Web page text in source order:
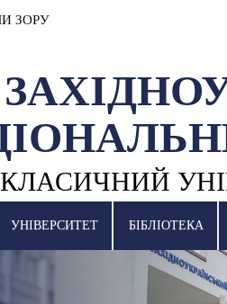
ЗОРУ
КЛАСИЧНИЙ
УНІВЕРСИТЕТ БІБЛІОТЕКА